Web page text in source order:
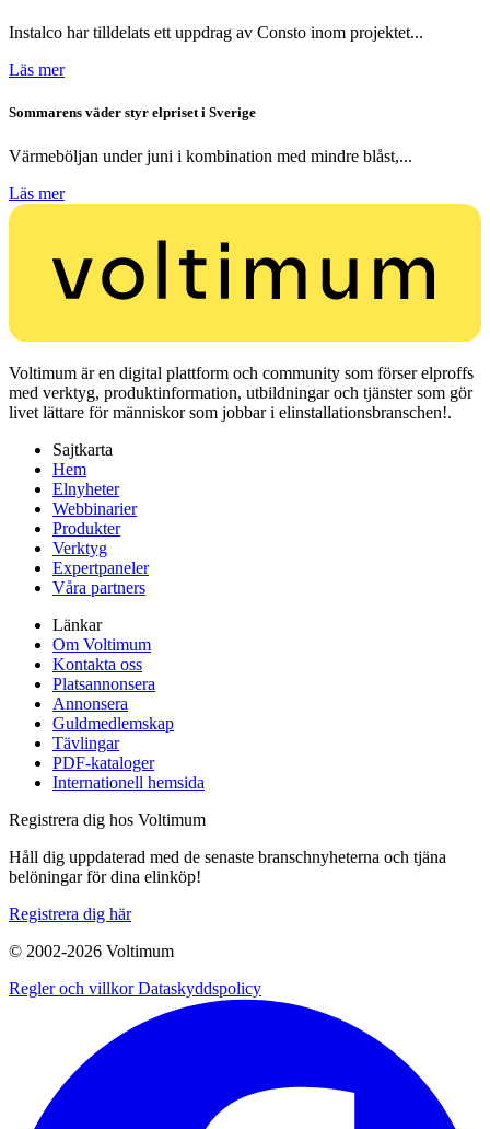
Instalco har tilldelats ett uppdrag av Consto inom projektet...
Läs mer
Sommarens väder styr elpriset i Sverige
Värmeböljan under juni i kombination med mindre blåst,...
Läs mer
Voltimum är en digital plattform och community som förser elproffs
med verktyg, produktinformation, utbildningar och tjänster som gör
livet lättare för människor som jobbar i elinstallationsbranschen!.
Sajtkarta
Hem
Elnyheter
Webbinarier
Produkter
Verktyg
Expertpaneler
Våra partners
Länkar
Om Voltimum
Kontakta oss
Platsannonsera
Annonsera
Guldmedlemskap
Tävlingar
PDF-kataloger
Internationell hemsida
Registrera dig hos Voltimum
Håll dig uppdaterad med de senaste branschnyheterna och tjäna
belöningar för dina elinköp!
Registrera dig här
© 2002-2026 Voltimum
Regler och villkorDataskyddspolicy